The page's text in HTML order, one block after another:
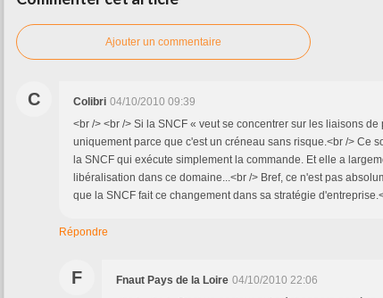
Ajouter un commentaire
C Colibri 04/10/2010 09:39
<br /> <br /> Si la SNCF « veut se concentrer sur les liaisons de
uniquement parce que c'est un créneau sans risque.<br /> Ce
la SNCF qui exécute simplement la commande. Et elle a
libéralisation dans ce domaine...<br /> Bref, ce n'est pas
que la SNCF fait ce changement dans sa stratégie
Répondre
F Fnaut Pays de la Loire 04/10/2010 22:06